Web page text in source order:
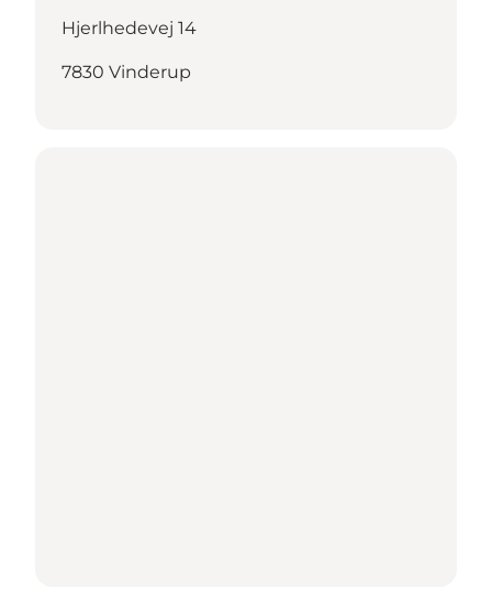
Hjerlhedevej 14
7830 Vinderup